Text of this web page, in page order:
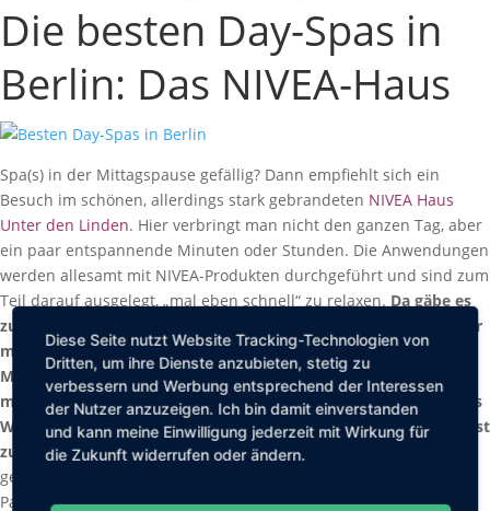
Die besten Day-Spas in
Berlin: Das NIVEA-Haus
Spa(s) in der Mittagspause gefällig? Dann empfiehlt sich ein
Besuch im schönen, allerdings stark gebrandeten NIVEA Haus
Unter den Linden. Hier verbringt man nicht den ganzen Tag, aber
ein paar entspannende Minuten oder Stunden. Die Anwendungen
werden allesamt mit NIVEA-Produkten durchgeführt und sind zum
Teil darauf ausgelegt, „mal eben schnell“ zu relaxen.Da gäbe es
zum Beispiel die Behandlung „Latte Massagio“ (12 Euro), bei der
man direkt zur zehnminütigen Nackenmassage in der
Mittagspause noch einen Kaffee serviert bekommt. Wer etwas
mehr Zeit bringt, gönnt sich eine Massage (zum Beispiel „Blaues
Wunder“) oder eine Gesichtsbehandlung (das volle Programm ist
zum Beispiel die Anwendung „Hydra Facial“).
gerade mit der Mama oder der besten Freundin eine Shopping-
Pause einlegen mag, der kann sich im NIVEA Haus spontan eine
Diese Seite nutzt Website Tracking-Technologien von
Dritten, um ihre Dienste anzubieten, stetig zu
verbessern und Werbung entsprechend der Interessen
der Nutzer anzuzeigen. Ich bin damit einverstanden
und kann meine Einwilligung jederzeit mit Wirkung für
die Zukunft widerrufen oder ändern.